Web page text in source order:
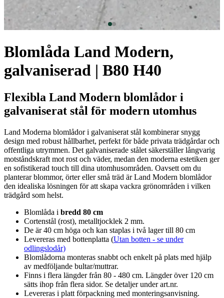
Blomlåda Land Modern,
galvaniserad | B80 H40
Flexibla Land Modern blomlådor i
galvaniserat stål för modern utomhus
Land Moderna blomlådor i galvaniserat stål kombinerar snygg
design med robust hållbarhet, perfekt för både privata trädgårdar och
offentliga utrymmen. Det galvaniserade stålet säkerställer långvarig
motståndskraft mot rost och väder, medan den moderna estetiken ger
en sofistikerad touch till dina utomhusområden. Oavsett om du
planterar blommor, örter eller små träd är Land Modern blomlådor
den idealiska lösningen för att skapa vackra grönområden i vilken
trädgård som helst.
Blomlåda i bredd 80 cm
Cortenstål (rost), metalltjocklek 2 mm.
De är 40 cm höga och kan staplas i två lager till 80 cm
Levereras med bottenplatta (Utan botten - se under
odlingslodår)
Blomlådorna monteras snabbt och enkelt på plats med hjälp
av medföljande bultar/muttrar.
Finns i flera längder från 80 - 480 cm. Längder över 120 cm
sätts ihop från flera sidor. Se detaljer under art.nr.
Levereras i platt förpackning med monteringsanvisning.